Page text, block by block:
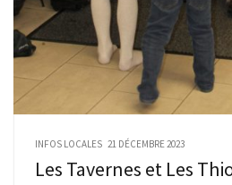
INFOS LOCALES 21 DÉCEMBRE 2023
Les Tavernes et Les